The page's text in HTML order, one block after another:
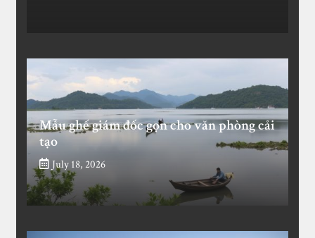
Mẫu ghế giám đốc gọn cho văn phòng cải
tạo
July 18, 2026